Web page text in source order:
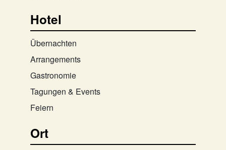
Hotel
Übernachten
Arrangements
Gastronomie
Tagungen & Events
Feiern
Ort